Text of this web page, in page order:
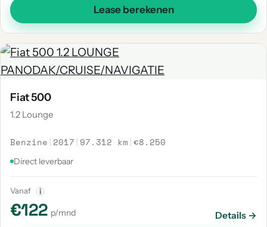
Lease berekenen
Fiat 500
1.2 Lounge
Benzine | 2017 | 97.312 km |€8.250
Direct leverbaar
Vanaf i
€122 p/mnd Details →